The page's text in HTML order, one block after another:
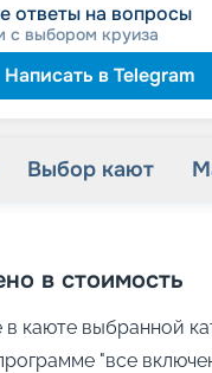
ответы на вопросы
с выбором круиза
Написать в Telegram
Выбор кают
в стоимость
каюте выбранной
"все